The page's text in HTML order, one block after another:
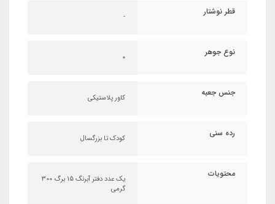
قطر نوشتار -
نوع جوهر 0
جنس جعبه کاور پلاستیکی
رده سنی کودک تا بزرگسال
محتویات
یک عدد دفتر آبرنگ 15 برگ 300
گرمی